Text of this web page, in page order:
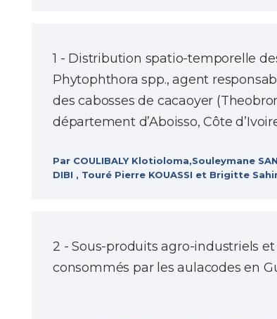
1 - Distribution spatio-temporelle
Phytophthora spp., agent
des cabosses de cacaoyer
département d’Aboisso, Côte
Par COULIBALY Klotioloma,Souleymane
DIBI , Touré Pierre KOUASSI et Brigitte
2 - Sous-produits agro-industriels
consommés par les aulacodes en